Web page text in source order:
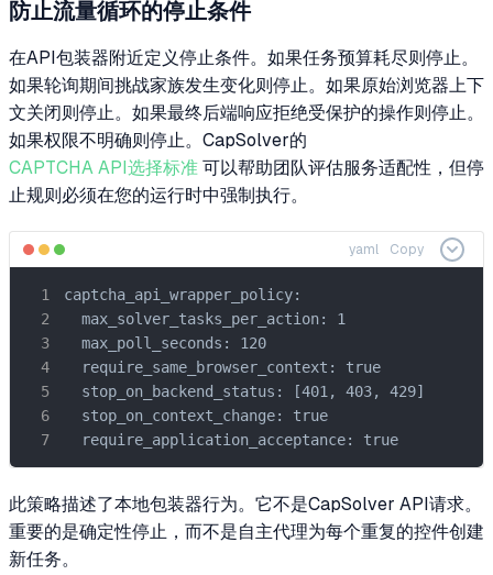
防止流量循环的停止条件
在API包装器附近定义停止条件。如果任务预算耗尽则停止。
如果轮询期间挑战家族发生变化则停止。如果原始浏览器上下
文关闭则停止。如果最终后端响应拒绝受保护的操作则停止。
如果权限不明确则停止。CapSolver的
CAPTCHA API选择标准 可以帮助团队评估服务适配性，但停
止规则必须在您的运行时中强制执行。
yaml Copy
captcha_api_wrapper_policy:
  max_solver_tasks_per_action: 1
  max_poll_seconds: 120
  require_same_browser_context: true
  stop_on_backend_status: [401, 403, 429]
  stop_on_context_change: true
  require_application_acceptance: true
此策略描述了本地包装器行为。它不是CapSolver API请求。
重要的是确定性停止，而不是自主代理为每个重复的控件创建
新任务。